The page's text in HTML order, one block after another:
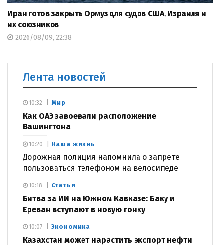
Иран готов закрыть Ормуз для судов США, Израиля и
их союзников
2026/08/09, 22:38
Лента новостей
Мир
Как ОАЭ завоевали расположение
Вашингтона
10:32
Наша жизнь
Дорожная полиция напомнила о запрете
пользоваться телефоном на велосипеде
10:20
Статьи
Битва за ИИ на Южном Кавказе: Баку и
Ереван вступают в новую гонку
10:18
Экономика
Казахстан может нарастить экспорт нефти
10:07